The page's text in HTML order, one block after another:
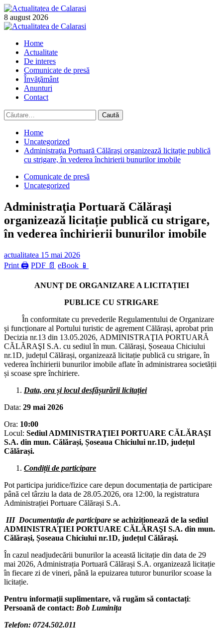
Skip
to
content
8 august 2026
Primary
Home
Actualitate
De interes
Comunicate de presă
Învăţământ
Anunturi
Contact
Caută
după:
Home
Uncategorized
Administraţia Portuară Călăraşi organizează licitație publică
cu strigare, în vederea închirierii bunurilor imobile
Comunicate de presă
Uncategorized
Administraţia Portuară Călăraşi
organizează licitație publică cu strigare,
în vederea închirierii bunurilor imobile
actualitatea 15 mai 2026
Print 🖨 PDF 📄 eBook 📱
ANUNȚ DE ORGANIZARE A LICITAȚIEI
PUBLICE CU STRIGARE
În conformitate cu prevederile Regulamentului de Organizare
și funcționare al Portului turistic de agrement Călărași, aprobat prin
Decizia nr.13 din 13.05.2026, ADMINISTRAŢIA PORTUARĂ
CĂLĂRAŞI S.A. cu sediul în mun. Călărași, Șoseaua Chiciului
nr.1D, județul Călărași, organizează licitație publică cu strigare, în
vederea închirierii bunurilor imobile aflate în administrarea societății
și scoase spre închiriere.
Data, ora și locul desfășurării licitației
Data: 29 mai 2026
Ora: 10:00
Locul: Sediul ADMINISTRAŢIEI PORTUARE CĂLĂRAŞI
S.A. din mun. Călărași, Șoseaua Chiciului nr.1D, județul
Călărași.
Condiții de participare
Pot participa juridice/fizice care depun documentația de participare
până cel târziu la data de 28.05.2026, ora 12:00, la registratura
Administrației Portuare Călărași S.A.
III Documentația de participare se achiziționează de la sediul
ADMINISTRAŢIEI PORTUARE CĂLĂRAŞI S.A. din mun.
Călărași, Șoseaua Chiciului nr.1D, județul Călărași.
În cazul neadjudecării bunurilor la această licitație din data de 29
mai 2026, Administrația Portuară Călărași S.A. organizează licitație
în fiecare zi de vineri, până la epuizarea tuturor bunurilor scoase la
licitație.
Pentru informații suplimentare, vă rugăm să contactați:
Persoană de contact: Bob Luminița
Telefon: 0724.502.011